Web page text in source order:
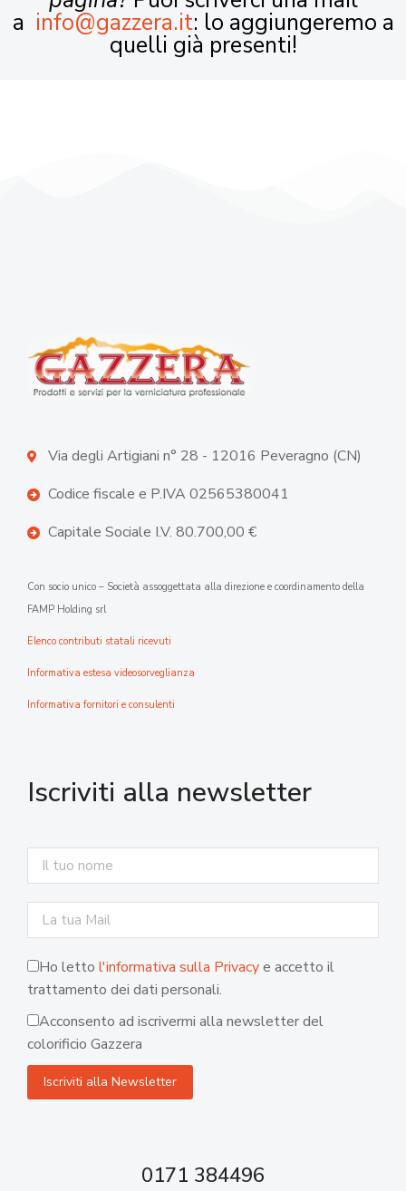
a info@gazzera.it: lo aggiungeremo a
quelli già presenti!
Via degli Artigiani n° 28 - 12016 Peveragno (CN)
Codice fiscale e P.IVA 02565380041
Capitale Sociale I.V. 80.700,00 €
Con socio unico – Società assoggettata alla direzione e coordinamento della
FAMP Holding srl
Elenco contributi statali ricevuti
Informativa estesa videosorveglianza
Informativa fornitori e consulenti
Iscriviti alla newsletter
Ho letto l'informativa sulla Privacye accetto il
trattamento dei dati personali.
Acconsento ad iscrivermi alla newsletter del
colorificio Gazzera
0171 384496